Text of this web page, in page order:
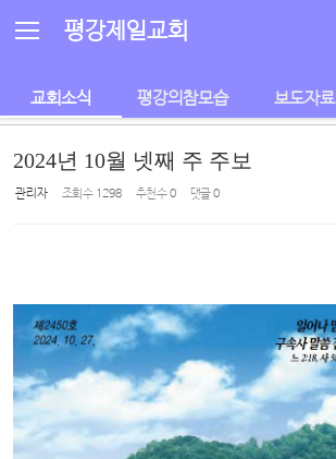
평강제일교회
교회소식 평강의참모습 보도자료
2024년 10월 넷째 주 주보
관리자 조회 수 1298 추천 수0 댓글0